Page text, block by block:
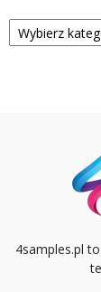
Kategorie
4samples.pl